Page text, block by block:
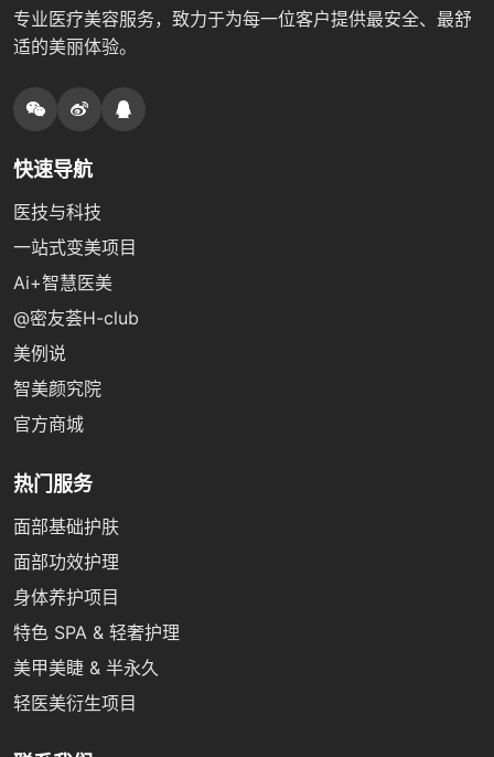
专业医疗美容服务，致力于为每一位客户提供最安全、最舒
适的美丽体验。
快速导航
医技与科技
一站式变美项目
Ai+智慧医美
@密友荟H-club
美例说
智美颜究院
官方商城
热门服务
面部基础护肤
面部功效护理
身体养护项目
特色 SPA & 轻奢护理
美甲美睫 & 半永久
轻医美衍生项目